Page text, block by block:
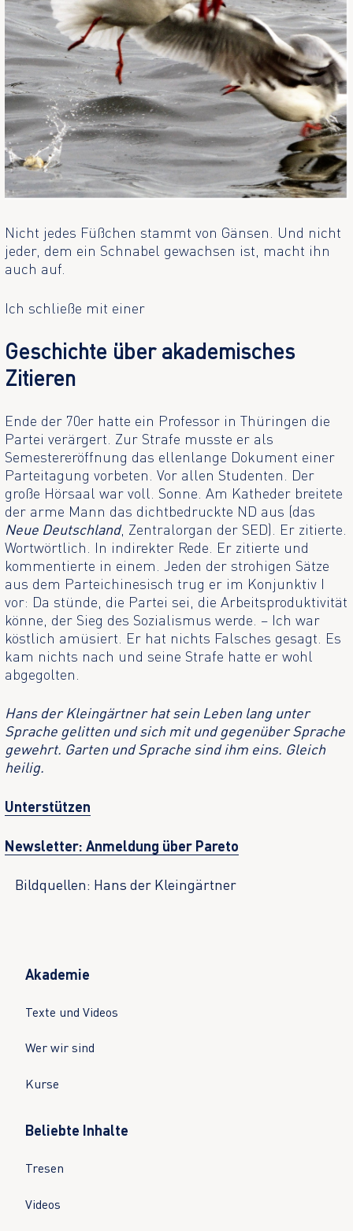
Nicht jedes Füßchen stammt von Gänsen. Und nicht
jeder, dem ein Schnabel gewachsen ist, macht ihn
auch auf.
Ich schließe mit einer
Geschichte über akademisches
Zitieren
Ende der 70er hatte ein Professor in Thüringen die
Partei verärgert. Zur Strafe musste er als
Semestereröffnung das ellenlange Dokument einer
Parteitagung vorbeten. Vor allen Studenten. Der
große Hörsaal war voll. Sonne. Am Katheder breitete
der arme Mann das dichtbedruckte ND aus (das
Neue Deutschland, Zentralorgan der SED). Er zitierte.
Wortwörtlich. In indirekter Rede. Er zitierte und
kommentierte in einem. Jeden der strohigen Sätze
aus dem Parteichinesisch trug er im Konjunktiv I
vor: Da stünde, die Partei sei, die Arbeitsproduktivität
könne, der Sieg des Sozialismus werde. – Ich war
köstlich amüsiert. Er hat nichts Falsches gesagt. Es
kam nichts nach und seine Strafe hatte er wohl
abgegolten.
Hans der Kleingärtner hat sein Leben lang unter
Sprache gelitten und sich mit und gegenüber Sprache
gewehrt. Garten und Sprache sind ihm eins. Gleich
heilig.
Unterstützen
Newsletter: Anmeldung über Pareto
Bildquellen: Hans der Kleingärtner
Akademie
Texte und Videos
Wer wir sind
Kurse
Beliebte Inhalte
Tresen
Videos